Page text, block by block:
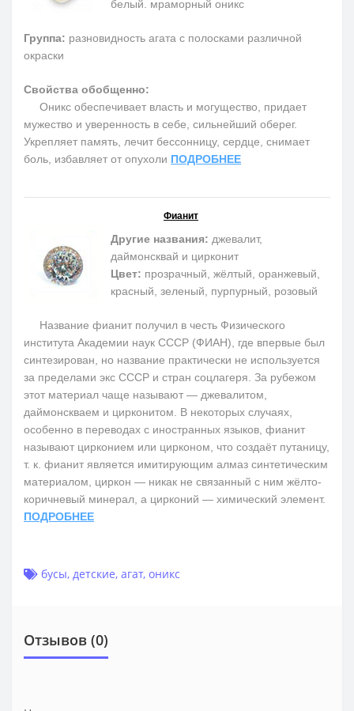
белый. мраморный оникс
Группа: разновидность агата с полосками различной
окраски
Свойства обобщенно:
Оникс обеспечивает власть и могущество, придает
мужество и уверенность в себе, сильнейший оберег.
Укрепляет память, лечит бессонницу, сердце, снимает
боль, избавляет от опухоли ПОДРОБНЕЕ
Фианит
Другие названия: джевалит,
даймонсквай и цирконит
Цвет: прозрачный, жёлтый, оранжевый,
красный, зеленый, пурпурный, розовый
Название фианит получил в честь Физического
института Академии наук СССР (ФИАН), где впервые был
синтезирован, но название практически не используется
за пределами экс СССР и стран соцлагеря. За рубежом
этот материал чаще называют — джевалитом,
даймонскваем и цирконитом. В некоторых случаях,
особенно в переводах с иностранных языков, фианит
называют цирконием или цирконом, что создаёт путаницу,
т. к. фианит является имитирующим алмаз синтетическим
материалом, циркон — никак не связанный с ним жёлто-
коричневый минерал, а цирконий — химический элемент.
ПОДРОБНЕЕ
бусы, детские, агат, оникс
Отзывов (0)